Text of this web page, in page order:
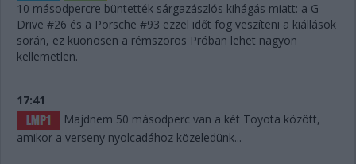
10 másodpercre büntették sárgazászlós kihágás miatt: a G-
Drive #26 és a Porsche #93 ezzel időt fog veszíteni a kiállások
során, ez küönösen a rémszoros Próban lehet nagyon
kellemetlen.
17:41
Majdnem 50 másodperc van a két Toyota között,
amikor a verseny nyolcadához közeledünk...